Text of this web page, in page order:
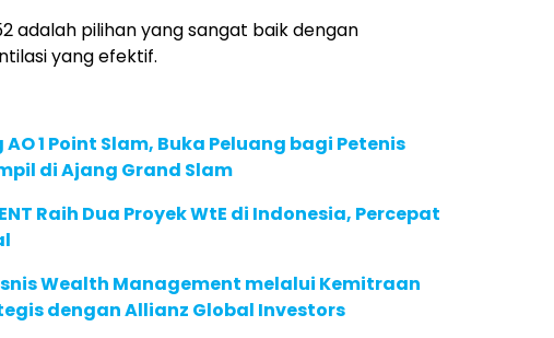
adalah pilihan yang sangat baik dengan
yang efektif.
1 Point Slam, Buka Peluang bagi Petenis
di Ajang Grand Slam
Raih Dua Proyek WtE di Indonesia, Percepat
Wealth Management melalui Kemitraan
dengan Allianz Global Investors